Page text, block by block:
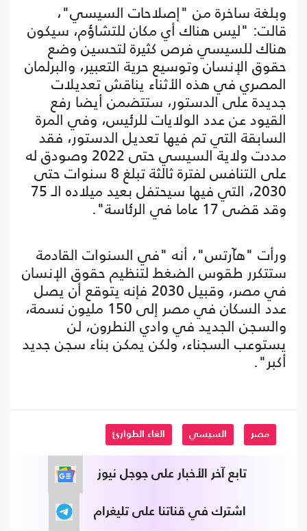
وبلغة ساخرة من "إصلاحات السيسي"،
قالت: "ليس هناك أي مكان للتشاؤم، سيكون
هناك للسيسي فرص كثيرة لتحسين وضع
حقوق الإنسان وتوسيع حرية التعبير، والبرلمان
المصري في هذه الأثناء يناقش تعديلات
جديدة على الدستور، ستتضمن أيضا رفع
القيود عن عدد الولايات للرئيس، وفي المرة
السابقة التي تم فيها تعديل الدستور، فقد
مددت ولاية السيسي حتى 2022 وصودق له
على التنافس لفترة ثالثة تبلغ 8 سنوات حتى
2030، التي فيها سيحتفل بعيد ميلاده الـ 75
وقد قضى 17 عاما في الرئاسة".
ورأت "هآرتس"، أنه "في السنوات القادمة
ستتكرر طقوس الضغط لتنظيم حقوق الإنسان
في مصر، وقبيل 2030 فإنه يتوقع أن يصل
عدد السكان في مصر إلى 150 مليون نسمة،
والسجن الجديد في وادي النطرون، لن
يستوعب السجناء، ولكن يمكن بناء سجن جديد
أكبر".
مصر السيسي الغاء الطوارئ
تابع آخر الأخبار على جوجل نيوز
اشترك في قناتنا على تليغرام